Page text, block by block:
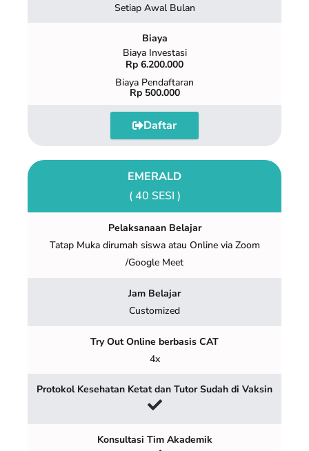
Setiap Awal Bulan
Biaya
Biaya Investasi
Rp 6.200.000
Biaya Pendaftaran
Rp 500.000
Daftar
EMERALD
( 40 SESI )
Pelaksanaan Belajar
Tatap Muka dirumah siswa atau Online via Zoom
/Google Meet
Jam Belajar
Customized
Try Out Online berbasis CAT
4x
Protokol Kesehatan Ketat dan Tutor Sudah di Vaksin
Konsultasi Tim Akademik